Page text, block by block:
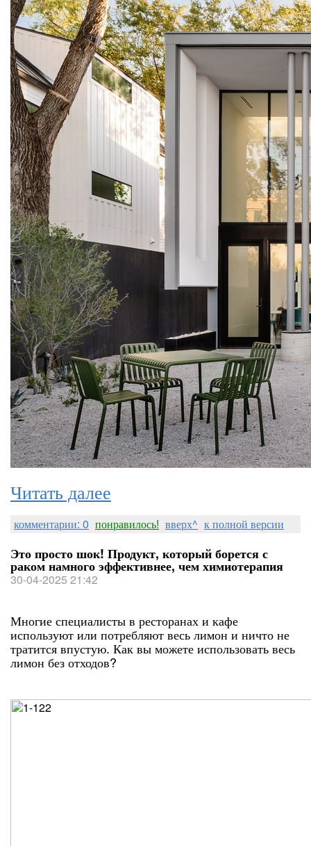
Читать далее
комментарии: 0 понравилось! вверх^ к полной версии
Это просто шок! Продукт, который борется с
раком намного эффективнее, чем химиотерапия
30-04-2025 21:42
Многие специалисты в ресторанах и кафе
используют или потребляют весь лимон и ничто не
тратится впустую. Как вы можете использовать весь
лимон без отходов?